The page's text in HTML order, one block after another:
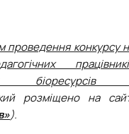
проведення конкурсу
біоресурсів
розміщено на
).